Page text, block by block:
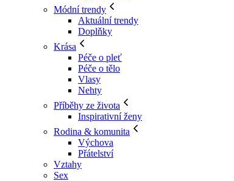
Módní trendy
Aktuální trendy
Doplňky
Krása
Péče o pleť
Péče o tělo
Vlasy
Nehty
Příběhy ze života
Inspirativní ženy
Rodina & komunita
Výchova
Přátelství
Vztahy
Sex